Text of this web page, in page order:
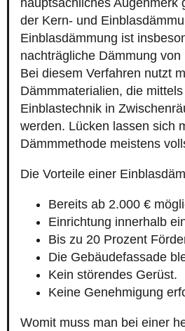
hauptsächliches Augenmerk
der Kern- und
Einblasdämmung ist
nachträgliche Dämmung
Bei diesem Verfahren nutzt
Dämmmaterialien, die
Einblastechnik in
werden. Lücken lassen sich
Dämmmethode meistens
Die Vorteile einer
Bereits ab 2.000 €
Einrichtung innerhalb
Bis zu 20 Prozent
Die Gebäudefassade
Kein störendes Gerüst.
Keine Genehmigung
Womit muss man bei einer